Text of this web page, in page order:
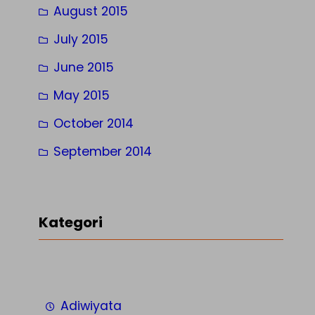
August 2015
July 2015
June 2015
May 2015
October 2014
September 2014
Kategori
Adiwiyata